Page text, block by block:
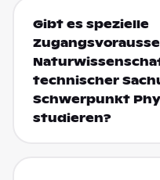
Gibt es spezielle
technischer
Schwerpunkt
studieren?